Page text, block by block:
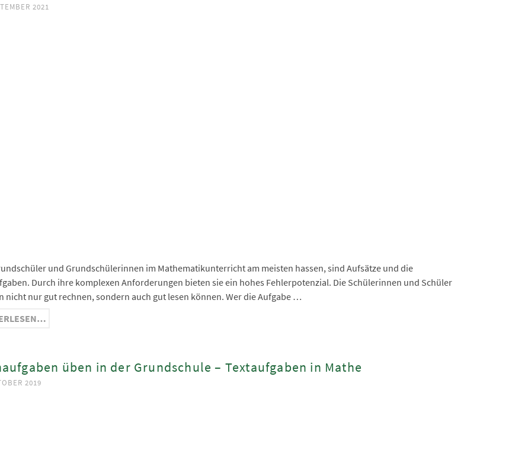
2021
und Grundschülerinnen im Mathematikunterricht am meisten hassen, sind Aufsätze und die
Durch ihre komplexen Anforderungen bieten sie ein hohes Fehlerpotenzial. Die Schülerinnen und Schüler
nicht nur gut rechnen, sondern auch gut lesen können. Wer die Aufgabe …
üben in der Grundschule – Textaufgaben in Mathe
2019